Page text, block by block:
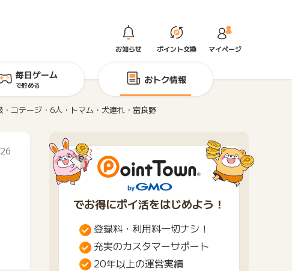
お知らせ ポイント交換 マイページ
毎日ゲーム
で貯める おトク情報
コテージ・6人・トマム・犬連れ・富良野
でお得にポイ活をはじめよう！
登録料・利用料一切ナシ！
充実のカスタマーサポート
20年以上の運営実績